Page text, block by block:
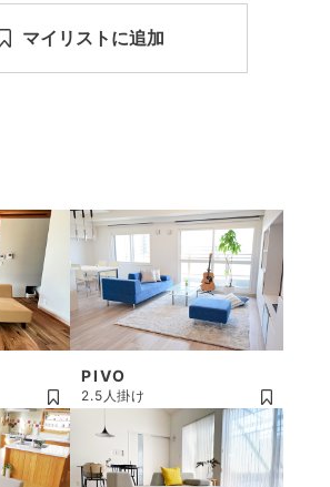
マイリストに追加
PIVO
2.5人掛け